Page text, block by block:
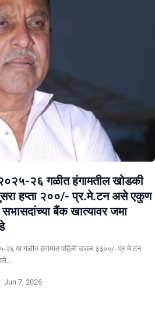
२६ गळीत हंगामतील खोडकी
हप्ता २००/- प्र.मे.टन असे एकुण
बैंक खात्यावर जमा
२६ या गळीत हंगामात पहिली उचल ३३००/- प्र.मे.टन
Jun 7, 2026